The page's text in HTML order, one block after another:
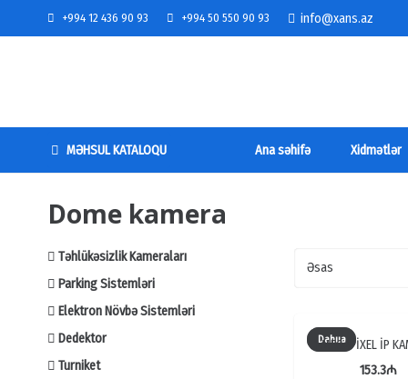
+994 12 436 90 93 +994 50 550 90 93 info@xans.az
MƏHSUL KATALOQU Ana səhifə Xidmətlər
Dome kamera
Təhlükəsizlik Kameraları
Parking Sistemləri
Elektron Növbə Sistemləri
Dedektor
Turniket
Dahua
1 MEGAPİXEL İP
153.3₼